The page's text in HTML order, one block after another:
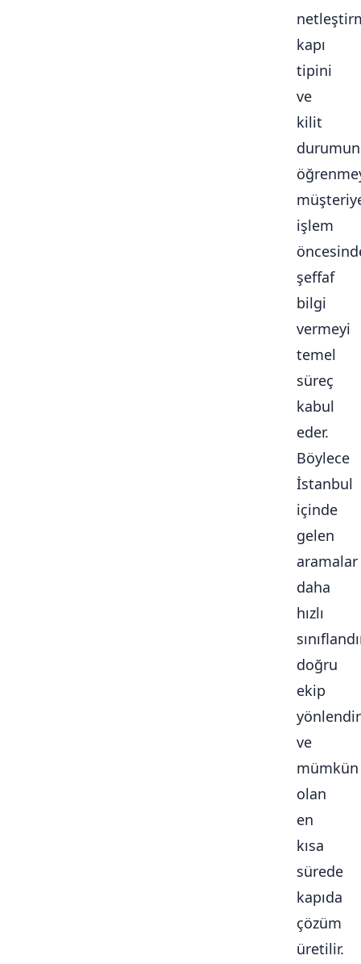
kapı
tipini
ve
kilit
işlem
şeffaf
bilgi
vermeyi
temel
süreç
kabul
eder.
Böylece
İstanbul
içinde
gelen
aramalar
daha
hızlı
doğru
ekip
ve
mümkün
olan
en
kısa
sürede
kapıda
çözüm
üretilir.